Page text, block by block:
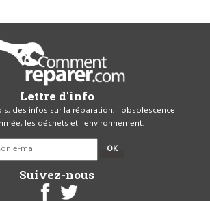
Lettre d'info
des infos sur la réparation, l'obsolescence
les déchets et l'environnement.
OK
Suivez-nous